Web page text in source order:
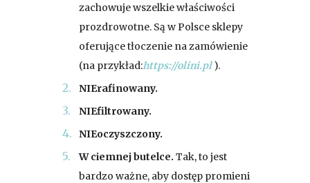
zachowuje wszelkie właściwości
prozdrowotne. Są w Polsce sklepy
oferujące tłoczenie na zamówienie
(na przykład:https://olini.pl).
NIErafinowany.
NIEfiltrowany.
NIEoczyszczony.
W ciemnej butelce. Tak, to jest
bardzo ważne, aby dostęp promieni